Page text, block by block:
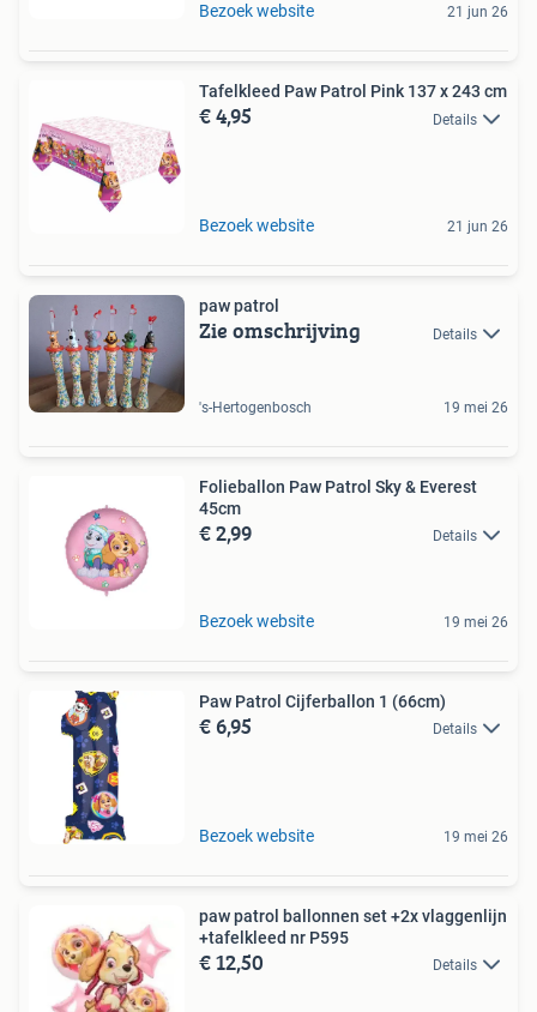
Bezoek website 21 jun 26
Tafelkleed Paw Patrol Pink 137 x 243 cm
€ 4,95 Details
Bezoek website 21 jun 26
paw patrol
Zie omschrijving Details
's-Hertogenbosch 19 mei 26
Folieballon Paw Patrol Sky & Everest
45cm
€ 2,99 Details
Bezoek website 19 mei 26
Paw Patrol Cijferballon 1 (66cm)
€ 6,95 Details
Bezoek website 19 mei 26
paw patrol ballonnen set +2x vlaggenlijn
+tafelkleed nr P595
€ 12,50 Details